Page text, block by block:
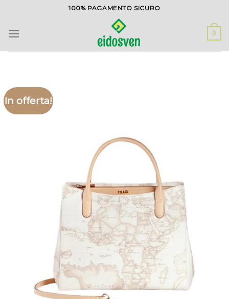
contenuti
100% PAGAMENTO SICURO
0
In offerta!